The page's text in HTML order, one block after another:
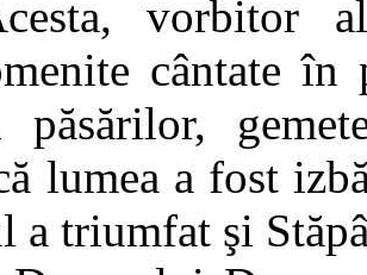
vorbitor
cântate
lumea a fost
a triumfat şi